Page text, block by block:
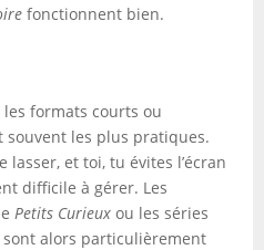
fonctionnent bien.
formats courts ou
souvent les plus pratiques.
lasser, et toi, tu évites l’écran
difficile à gérer. Les
Petits Curieux ou les séries
sont alors particulièrement